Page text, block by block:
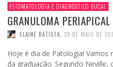
ESTOMATOLOGIA E DIAGNÓSTICO BUCAL
GRANULOMA PERIAPICAL
ELAINE BATISTA, 29 DE MAIO DE
Hoje é dia de Patologia! Vamos
da graduação. Segundo